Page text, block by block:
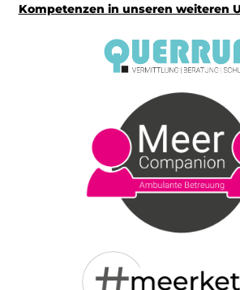
Kompetenzen in unseren weiteren